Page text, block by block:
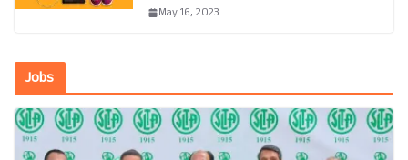
May 16, 2023
Jobs